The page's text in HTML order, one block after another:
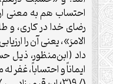
احتساب هم به معنی
رضای خدا در کاری،
الامرَ»، یعنی آن را
داد (ابن‌منظور،
ایماناً و احتساباً، غفر